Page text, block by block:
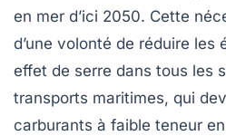
en mer d’ici 2050. Cette
d’une volonté de réduire les
effet de serre dans tous les
transports maritimes, qui
carburants à faible teneur